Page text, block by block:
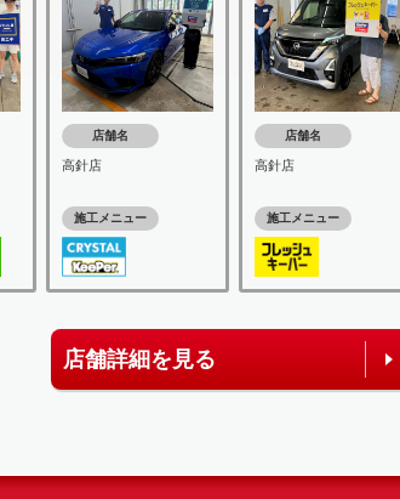
店舗名
高針店
施工メニュー
店舗名
高針店
施工メニュー
店舗詳細を見る